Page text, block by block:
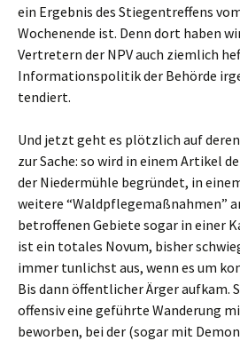
ein Ergebnis des Stiegentreffens
Wochenende ist. Denn dort haben
Vertretern der NPV auch ziemlich
Informationspolitik der Behörde
tendiert.
Und jetzt geht es plötzlich auf
zur Sache: so wird in einem Artikel
der Niedermühle begründet, in
weitere “Waldpflegemaßnahmen”
betroffenen Gebiete sogar in einer
ist ein totales Novum, bisher
immer tunlichst aus, wenn es um
Bis dann öffentlicher Ärger aufkam.
offensiv eine geführte Wanderung
beworben, bei der (sogar mit